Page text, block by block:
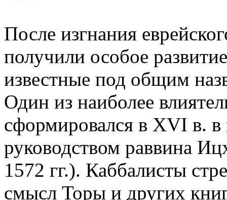
После изгнания
получили особое
известные под общим
Один из наиболее
сформировался в XVI в. в
руководством раввина
1572 гг.). Каббалисты
смысл Торы и других